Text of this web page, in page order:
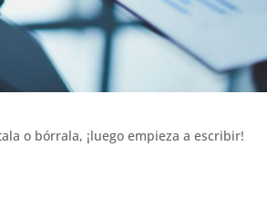
o bórrala, ¡luego empieza a escribir!